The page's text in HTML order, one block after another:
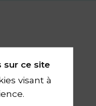
les
sur ce site
visant à